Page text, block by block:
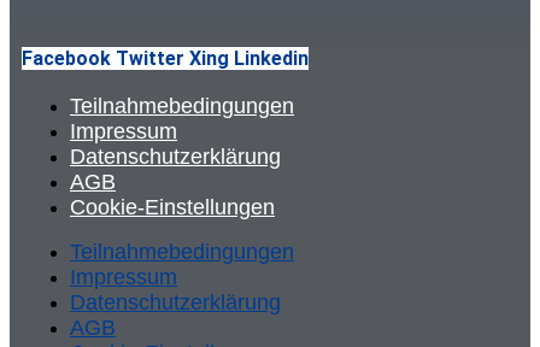
Facebook Twitter Xing Linkedin
Teilnahmebedingungen
Impressum
Datenschutzerklärung
AGB
Cookie-Einstellungen
Teilnahmebedingungen
Impressum
Datenschutzerklärung
AGB